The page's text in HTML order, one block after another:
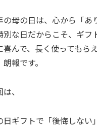
の母の日は、心から「あ
別な日だからこそ、ギ
喜んで、長く使ってもら
朗報です。
、
日ギフトで「後悔しない